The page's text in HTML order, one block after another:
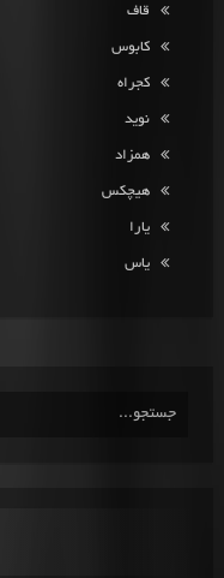
قاف
کابوس
کجراه
نوید
همزاد
هیچکس
یارا
یاس